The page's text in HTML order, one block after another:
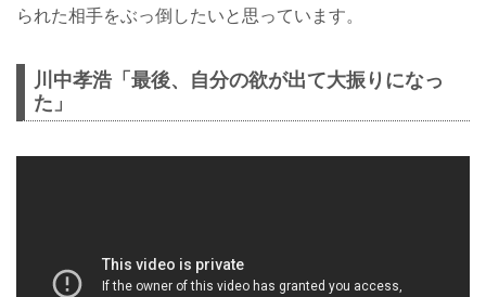
られた相手をぶっ倒したいと思っています。
川中孝浩「最後、自分の欲が出て大振りになっ
た」